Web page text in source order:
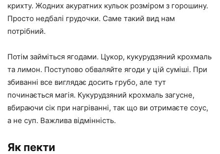
крихту. Жодних акуратних кульок розміром з горошину.
Просто недбалі грудочки. Саме такий вид нам
потрібний.
Потім займіться ягодами. Цукор, кукурудзяний крохмаль
та лимон. Поступово обваляйте ягоди у цій суміші. При
збиванні все виглядає досить грубо, але тут
починається магія. Кукурудзяний крохмаль загусне,
вбираючи сік при нагріванні, так що ви отримаєте соус,
а не суп. Важлива відмінність.
Як пекти